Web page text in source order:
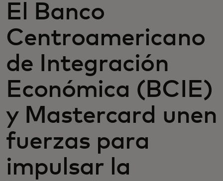
Notícias e tendências
El Banco
Centroamericano
de Integración
Económica (BCIE)
y Mastercard unen
fuerzas para
impulsar la